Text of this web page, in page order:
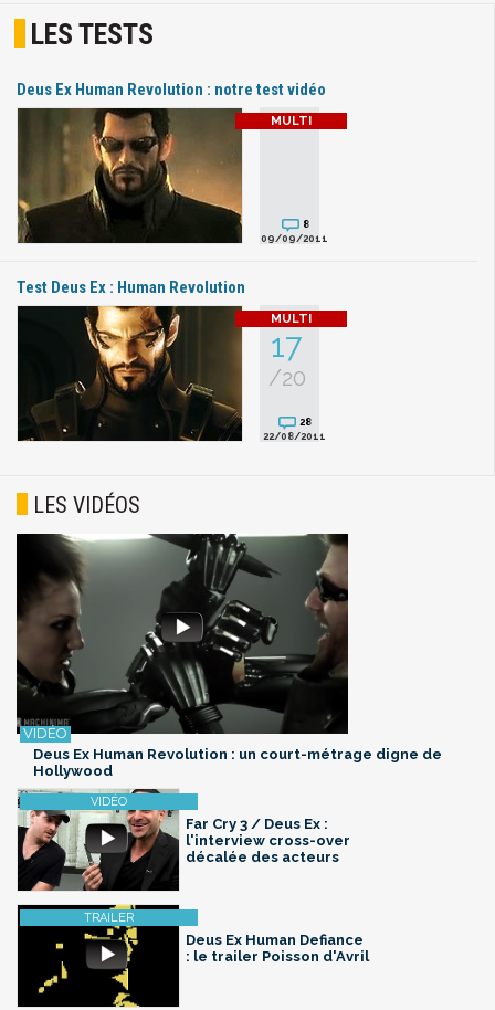
LES TESTS
Deus Ex Human Revolution : notre test vidéo
8
09/09/2011
Test Deus Ex : Human Revolution
17
/20
28
22/08/2011
LES VIDÉOS
Deus Ex Human Revolution : un court-métrage digne de
Hollywood
Far Cry 3 / Deus Ex :
l'interview cross-over
décalée des acteurs
Deus Ex Human Defiance
: le trailer Poisson d'Avril